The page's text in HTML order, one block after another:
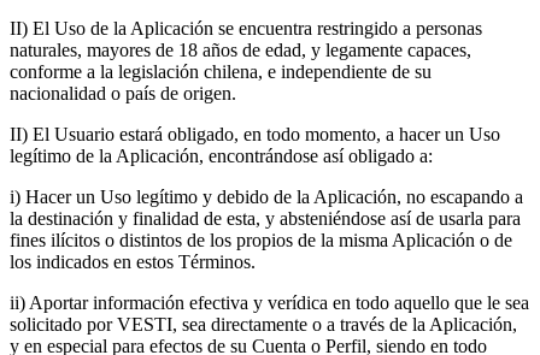
II) El Uso de la Aplicación se encuentra restringido a personas
naturales, mayores de 18 años de edad, y legamente capaces,
conforme a la legislación chilena, e independiente de su
nacionalidad o país de origen.
II) El Usuario estará obligado, en todo momento, a hacer un Uso
legítimo de la Aplicación, encontrándose así obligado a:
i) Hacer un Uso legítimo y debido de la Aplicación, no escapando a
la destinación y finalidad de esta, y absteniéndose así de usarla para
fines ilícitos o distintos de los propios de la misma Aplicación o de
los indicados en estos Términos.
ii) Aportar información efectiva y verídica en todo aquello que le sea
solicitado por VESTI, sea directamente o a través de la Aplicación,
y en especial para efectos de su Cuenta o Perfil, siendo en todo